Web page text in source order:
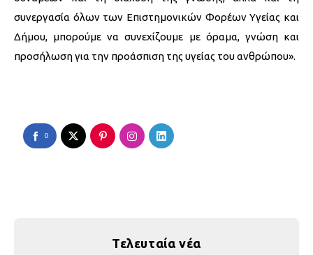
συνεργασία όλων των Επιστημονικών Φορέων Υγείας και
Δήμου, μπορούμε να συνεχίζουμε με όραμα, γνώση και
προσήλωση για την προάσπιση της υγείας του ανθρώπου».
0
Τελευταία νέα